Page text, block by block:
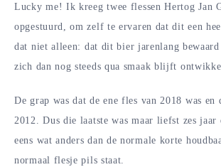
Lucky me! Ik kreeg twee flessen Hertog Jan
opgestuurd, om zelf te ervaren dat dit een
dat niet alleen: dat dit bier jarenlang bewaard
zich dan nog steeds qua smaak blijft
De grap was dat de ene fles van 2018 was en
2012. Dus die laatste was maar liefst zes
eens wat anders dan de normale korte
normaal flesje pils staat.